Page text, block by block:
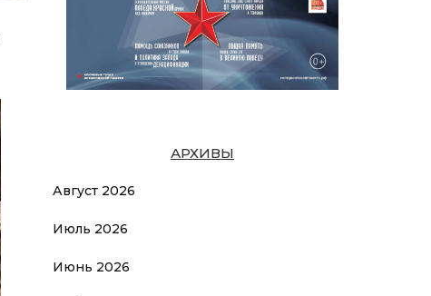
АРХИВЫ
Август 2026
Июль 2026
Июнь 2026